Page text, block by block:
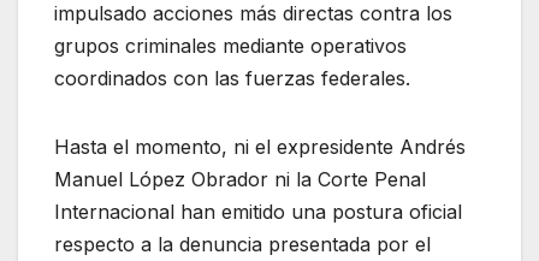
impulsado acciones más directas contra los
grupos criminales mediante operativos
coordinados con las fuerzas federales.
Hasta el momento, ni el expresidente Andrés
Manuel López Obrador ni la Corte Penal
Internacional han emitido una postura oficial
respecto a la denuncia presentada por el